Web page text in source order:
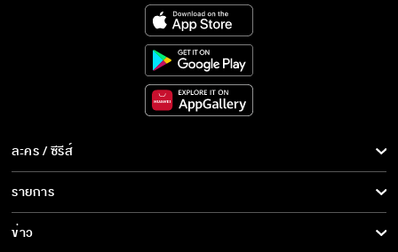
ละคร / ซีรีส์
ละคร/ซีรีส์
ซีรีส์นานาชาติ
รายการ
รายการทั้งหมด
ข่าว